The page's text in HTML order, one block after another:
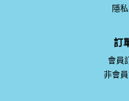
隱
訂
會員
非會